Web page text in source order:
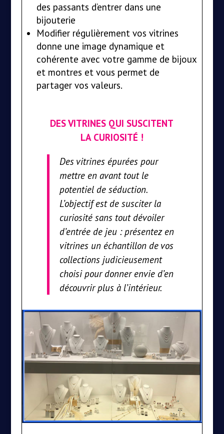
des passants d’entrer dans une
bijouterie
Modifier régulièrement vos vitrines
donne une image dynamique et
cohérente avec votre gamme de bijoux
et montres et vous permet de
partager vos valeurs.
DES VITRINES QUI SUSCITENT
LA CURIOSITÉ !
Des vitrines épurées pour
mettre en avant tout le
potentiel de séduction.
L’objectif est de susciter la
curiosité sans tout dévoiler
d’entrée de jeu : présentez en
vitrines un échantillon de vos
collections judicieusement
choisi pour donner envie d’en
découvrir plus à l’intérieur.